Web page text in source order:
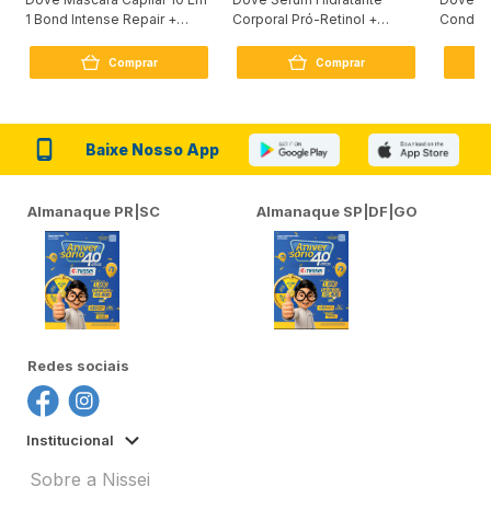
1 Bond Intense Repair +
Comprar
Corporal Pró-Retinol +
Comprar
Baixe Nosso App
Almanaque PR|SC Almanaque SP|DF|GO
Redes sociais
Institucional
Sobre a Nissei